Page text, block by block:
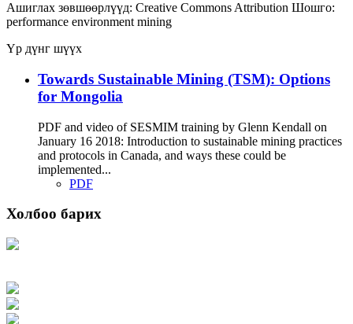
Ашиглах зөвшөөрлүүд: Creative Commons Attribution Шошго:
performance environment mining
Үр дүнг шүүх
Towards Sustainable Mining (TSM): Options
for Mongolia
PDF and video of SESMIM training by Glenn Kendall on
January 16 2018: Introduction to sustainable mining practices
and protocols in Canada, and ways these could be
implemented...
PDF
Холбоо барих